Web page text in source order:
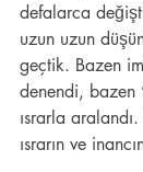
defalarca
uzun uzun
geçtik. Bazen
denendi, bazen
ısrarla
ısrarın ve